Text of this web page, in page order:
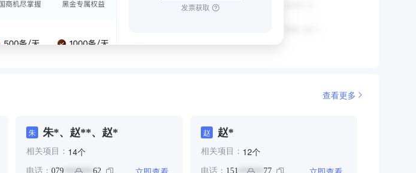
发票获取
查看更多
朱 朱*、赵**、赵*
相关项目： 14个
电话： 079 62
赵 赵*
相关项目： 12个
电话： 151 77